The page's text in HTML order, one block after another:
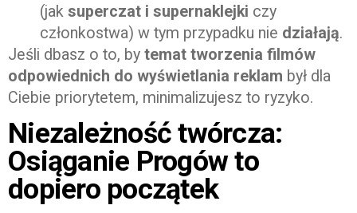
(jak superczat i supernaklejki czy
członkostwa) w tym przypadku nie działają.
Jeśli dbasz o to, by temat tworzenia filmów
odpowiednich do wyświetlania reklam był dla
Ciebie priorytetem, minimalizujesz to ryzyko.
Niezależność twórcza:
Osiąganie Progów to
dopiero początek